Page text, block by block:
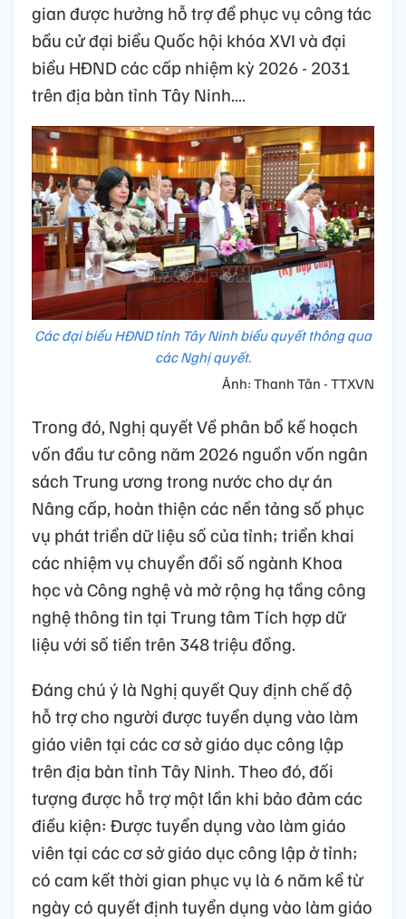
gian được hưởng hỗ trợ để phục vụ công tác
bầu cử đại biểu Quốc hội khóa XVI và đại
biểu HĐND các cấp nhiệm kỳ 2026 - 2031
trên địa bàn tỉnh Tây Ninh.…
Các đại biểu HĐND tỉnh Tây Ninh biểu quyết thông qua
các Nghị quyết.
Ảnh: Thanh Tân - TTXVN
Trong đó, Nghị quyết Về phân bổ kế hoạch
vốn đầu tư công năm 2026 nguồn vốn ngân
sách Trung ương trong nước cho dự án
Nâng cấp, hoàn thiện các nền tảng số phục
vụ phát triển dữ liệu số của tỉnh; triển khai
các nhiệm vụ chuyển đổi số ngành Khoa
học và Công nghệ và mở rộng hạ tầng công
nghệ thông tin tại Trung tâm Tích hợp dữ
liệu với số tiền trên 348 triệu đồng.
Đáng chú ý là Nghị quyết Quy định chế độ
hỗ trợ cho người được tuyển dụng vào làm
giáo viên tại các cơ sở giáo dục công lập
trên địa bàn tỉnh Tây Ninh. Theo đó, đối
tượng được hỗ trợ một lần khi bảo đảm các
điều kiện: Được tuyển dụng vào làm giáo
viên tại các cơ sở giáo dục công lập ở tỉnh;
có cam kết thời gian phục vụ là 6 năm kể từ
ngày có quyết định tuyển dụng vào làm giáo